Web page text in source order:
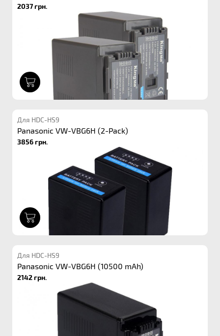
2037 грн.
Для HDC-HS9
Panasonic VW-VBG6H (2-Pack)
3856 грн.
Для HDC-HS9
Panasonic VW-VBG6H (10500 mAh)
2142 грн.